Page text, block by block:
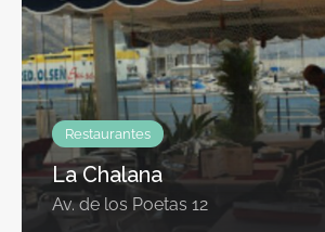
Restaurantes
La Chalana
Av. de los Poetas 12